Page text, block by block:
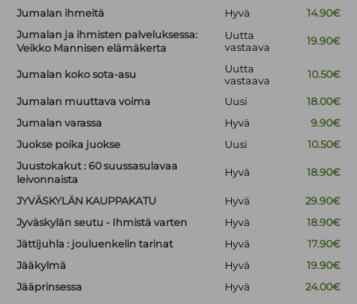
Jumalan ihmeitä Hyvä
14.90€
Jumalan ja ihmisten palveluksessa:
Veikko Mannisen elämäkerta
Uutta
vastaava
19.90€
Jumalan koko sota-asu
Uutta
vastaava
10.50€
Jumalan muuttava voima Uusi
18.00€
Jumalan varassa
Hyvä
9.90€
Juokse poika juokse
Uusi
10.50€
Juustokakut : 60 suussasulavaa
leivonnaista
Hyvä 18.90€
JYVÄSKYLÄN KAUPPAKATU Hyvä
29.90€
Jyväskylän seutu - Ihmistä varten
Hyvä
18.90€
Jättijuhla : jouluenkelin tarinat
Hyvä
17.90€
Jääkylmä
Hyvä
19.90€
Jääprinsessa
Hyvä
24.00€